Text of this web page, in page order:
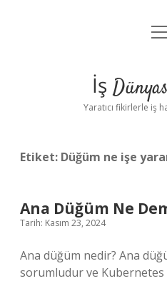
Yasal
İş
Yaratıcı fikirlerle iş
Etiket: Düğüm ne işe
Ana Düğüm Ne
Tarih: Kasım 23, 2024
Ana düğüm nedir? Ana
sorumludur ve Kubernetes